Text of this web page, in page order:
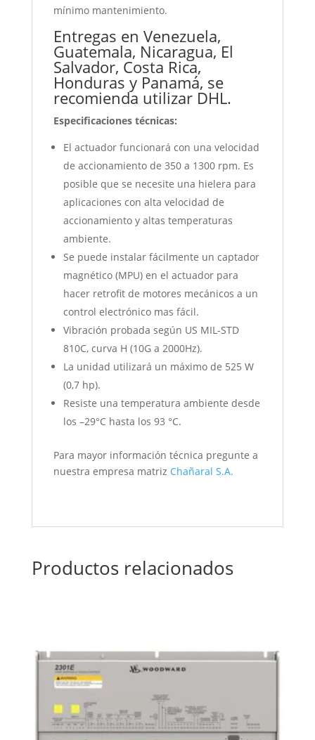
mínimo mantenimiento.
Entregas en Venezuela,
Guatemala, Nicaragua, El
Salvador, Costa Rica,
Honduras y Panamá, se
recomienda utilizar DHL.
Especificaciones técnicas:
El actuador funcionará con una velocidad
de accionamiento de 350 a 1300 rpm. Es
posible que se necesite una hielera para
aplicaciones con alta velocidad de
accionamiento y altas temperaturas
ambiente.
Se puede instalar fácilmente un captador
magnético (MPU) en el actuador para
hacer retrofit de motores mecánicos a un
control electrónico mas fácil.
Vibración probada según US MIL-STD
810C, curva H (10G a 2000Hz).
La unidad utilizará un máximo de 525 W
(0,7 hp).
Resiste una temperatura ambiente desde
los –29°C hasta los 93 °C.
Para mayor información técnica pregunte a
nuestra empresa matriz Chañaral S.A.
Productos relacionados